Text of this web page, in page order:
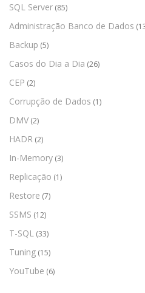
SQL Server (85)
Administração Banco de Dados
Backup (5)
Casos do Dia a Dia (26)
CEP (2)
Corrupção de Dados (1)
DMV (2)
HADR (2)
In-Memory (3)
Replicação (1)
Restore (7)
SSMS (12)
T-SQL (33)
Tuning (15)
YouTube (6)